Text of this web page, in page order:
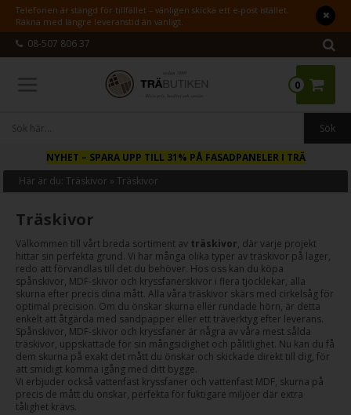
Telefonen är stängd för tillfället – vänligen skicka ett e-post istället.
Räkna med längre leveranstid än vanligt.
08-507 806 37
0
NYHET– SPARA UPP TILL 31% PÅ FASADPANELER I TRÄ
Här är du:Träskivor »Träskivor
Träskivor
Välkommen till vårt breda sortiment av träskivor, där varje projekt
hittar sin perfekta grund. Vi har många olika typer av träskivor på lager,
redo att förvandlas till det du behöver. Hos oss kan du köpa
spånskivor, MDF-skivor och kryssfanerskivor i flera tjocklekar, alla
skurna efter precis dina mått. Alla våra träskivor skärs med cirkelsåg för
optimal precision. Om du önskar skurna eller rundade hörn, är detta
enkelt att åtgärda med sandpapper eller ett träverktyg efter leverans.
Spånskivor, MDF-skivor och kryssfaner är några av våra mest sålda
träskivor, uppskattade för sin mångsidighet och pålitlighet. Nu kan du få
dem skurna på exakt det mått du önskar och skickade direkt till dig, för
att smidigt komma igång med ditt bygge.
Vi erbjuder också vattenfast kryssfaner och vattenfast MDF, skurna på
precis de mått du önskar, perfekta för fuktigare miljöer där extra
tålighet krävs.